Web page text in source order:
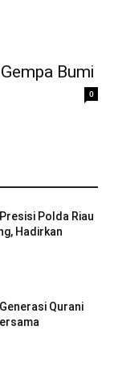
Bumi
0
Polda Riau
Hadirkan
Qurani